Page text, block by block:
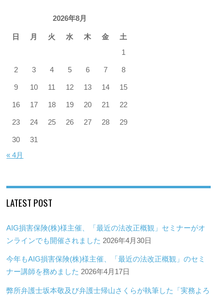
2026年8月
日 月 火 水 木 金
土
1
2 3 4 5 6 7 8
9 10 11 12 13 14 15
16 17 18 19 20 21 22
23 24 25 26 27 28 29
30
31
« 4月
LATEST POST
AIG損害保険(株)様主催、「最近の法改正概観」セミナーがオ
ンラインでも開催されました 2026年4月30日
今年もAIG損害保険(株)様主催、「最近の法改正概観」のセミ
ナー講師を務めました 2026年4月17日
弊所弁護士坂本敬及び弁護士帰山さくらが執筆した「実務よろ